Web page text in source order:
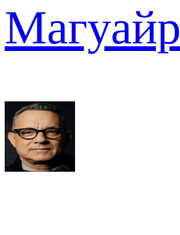
Магуайр